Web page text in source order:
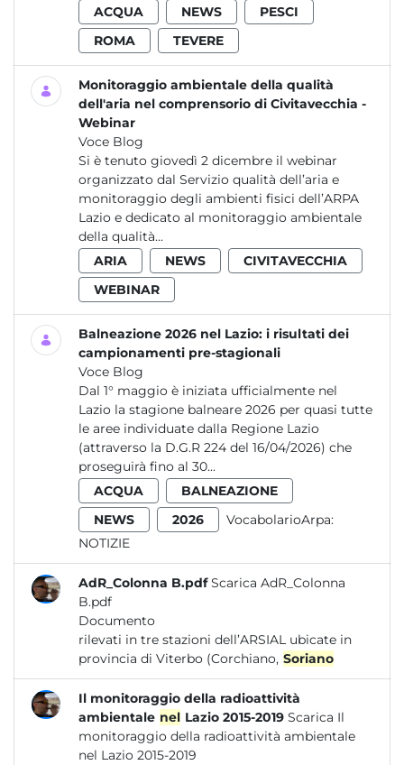
ACQUA NEWS
PESCI
ROMA
TEVERE
Monitoraggio ambientale della qualità
dell'aria nel comprensorio di Civitavecchia -
Webinar
Voce Blog
Si è tenuto giovedì 2 dicembre il webinar
organizzato dal Servizio qualità dell’aria e
monitoraggio degli ambienti fisici dell’ARPA
Lazio e dedicato al monitoraggio ambientale
della qualità...
ARIA
NEWS
CIVITAVECCHIA
WEBINAR
Balneazione 2026 nel Lazio: i risultati dei
campionamenti pre-stagionali
Voce Blog
Dal 1° maggio è iniziata ufficialmente nel
Lazio la stagione balneare 2026 per quasi tutte
le aree individuate dalla Regione Lazio
(attraverso la D.G.R 224 del 16/04/2026) che
proseguirà fino al 30...
ACQUA
BALNEAZIONE
NEWS
2026
VocabolarioArpa:
NOTIZIE
AdR_Colonna B.pdf Scarica AdR_Colonna
B.pdf
Documento
rilevati in tre stazioni dell’ARSIAL ubicate in
provincia di Viterbo (Corchiano, Soriano
Il monitoraggio della radioattività
ambientale nel Lazio 2015-2019 Scarica Il
monitoraggio della radioattività ambientale
nel Lazio 2015-2019